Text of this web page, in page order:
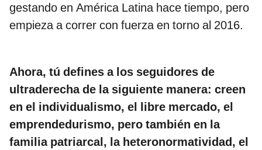
gestando en América Latina hace tiempo, pero
empieza a correr con fuerza en torno al 2016.
Ahora, tú defines a los seguidores de
ultraderecha de la siguiente manera: creen
en el individualismo, el libre mercado, el
emprendedurismo, pero también en la
familia patriarcal, la heteronormatividad, el